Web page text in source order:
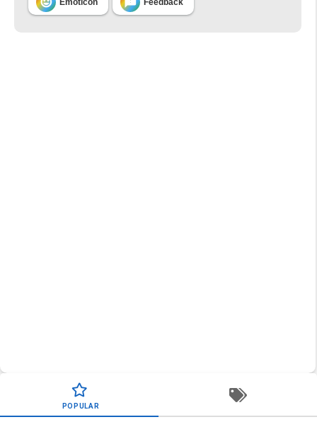
POPULAR
PSK Artis: Tekanan hidup biar nggaya atau tekanan gaya
hidup?